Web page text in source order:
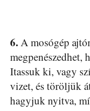
6.A mosógép
megpenészedhet,
Itassuk ki, vagy
vizet, és töröljük
hagyjuk nyitva,